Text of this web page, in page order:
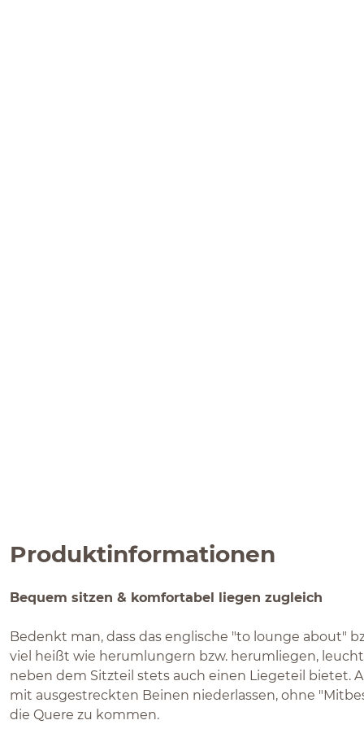
Produktinformationen
Bequem sitzen & komfortabel liegen zugleich
Bedenkt man, dass das englische "to lounge about"
viel heißt wie herumlungern bzw. herumliegen,
neben dem Sitzteil stets auch einen Liegeteil bietet.
mit ausgestreckten Beinen niederlassen, ohne
die Quere zu kommen.